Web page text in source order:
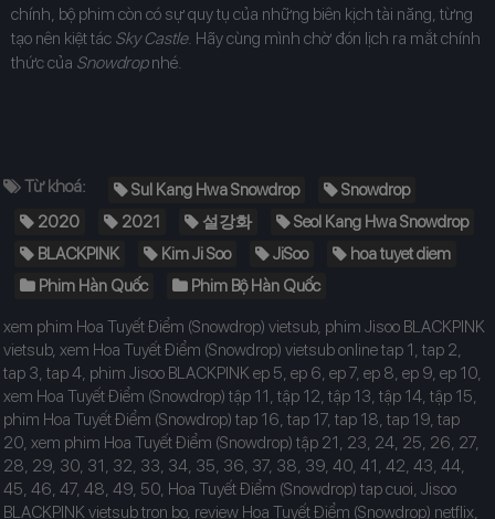
chính, bộ phim còn có sự quy tụ của những biên kịch tài năng, từng
tạo nên kiệt tác Sky Castle. Hãy cùng mình chờ đón lịch ra mắt chính
thức của Snowdropnhé.
Từ khoá: Sul Kang Hwa Snowdrop
Snowdrop
2020
2021 설강화
Seol Kang Hwa Snowdrop
BLACKPINK
Kim Ji Soo JiSoo
hoa tuyet diem
Phim Hàn Quốc
Phim Bộ Hàn Quốc
xem phim Hoa Tuyết Điểm (Snowdrop) vietsub, phim Jisoo BLACKPINK
vietsub, xem Hoa Tuyết Điểm (Snowdrop) vietsub online tap 1, tap 2,
tap 3, tap 4, phim Jisoo BLACKPINK ep 5, ep 6, ep 7, ep 8, ep 9, ep 10,
xem Hoa Tuyết Điểm (Snowdrop) tập 11, tập 12, tập 13, tập 14, tập 15,
phim Hoa Tuyết Điểm (Snowdrop) tap 16, tap 17, tap 18, tap 19, tap
20, xem phim Hoa Tuyết Điểm (Snowdrop) tập 21, 23, 24, 25, 26, 27,
28, 29, 30, 31, 32, 33, 34, 35, 36, 37, 38, 39, 40, 41, 42, 43, 44,
45, 46, 47, 48, 49, 50, Hoa Tuyết Điểm (Snowdrop) tap cuoi, Jisoo
BLACKPINK vietsub tron bo, review Hoa Tuyết Điểm (Snowdrop) netflix,